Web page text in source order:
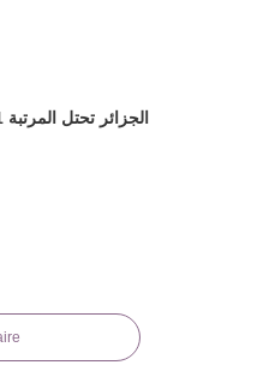
الجزائر تحتل المرتبة 121 في يومها العالمي لحرية الصحافة